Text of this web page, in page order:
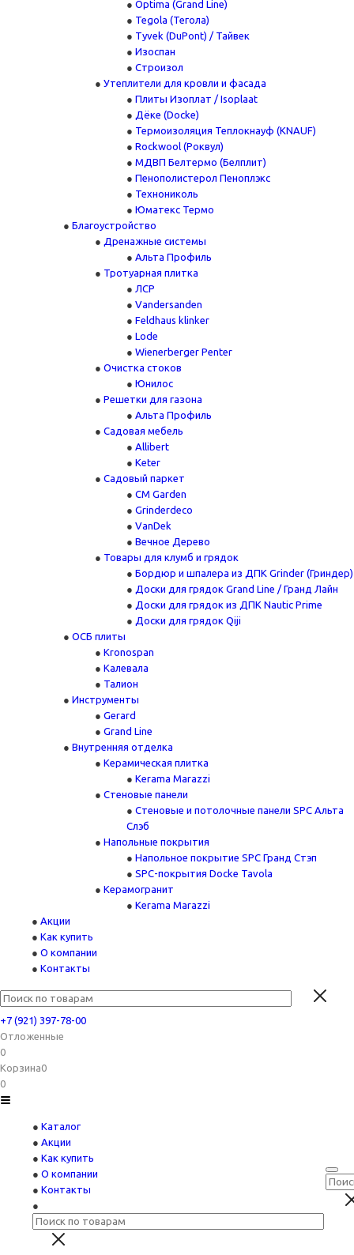
Optima (Grand Line)
Tegola (Тегола)
Tyvek (DuPont) / Тайвек
Изоспан
Строизол
Утеплители для кровли и фасада
Плиты Изоплат / Isoplaat
Дёке (Docke)
Термоизоляция Теплокнауф (KNAUF)
Rockwool (Роквул)
МДВП Белтермо (Белплит)
Пенополистерол Пеноплэкс
Технониколь
Юматекс Термо
Благоустройство
Дренажные системы
Альта Профиль
Тротуарная плитка
ЛСР
Vandersanden
Feldhaus klinker
Lode
Wienerberger Penter
Очистка стоков
Юнилос
Решетки для газона
Альта Профиль
Садовая мебель
Allibert
Keter
Садовый паркет
CM Garden
Grinderdeco
VanDek
Вечное Дерево
Товары для клумб и грядок
Бордюр и шпалера из ДПК Grinder (Гриндер)
Доски для грядок Grand Line / Гранд Лайн
Доски для грядок из ДПК Nautic Prime
Доски для грядок Qiji
ОСБ плиты
Kronospan
Калевала
Талион
Инструменты
Gerard
Grand Line
Внутренняя отделка
Керамическая плитка
Kerama Marazzi
Стеновые панели
Стеновые и потолочные панели SPC Альта
Слэб
Напольные покрытия
Напольное покрытие SPC Гранд Стэп
SPC-покрытия Docke Tavola
Керамогранит
Kerama Marazzi
Акции
Как купить
О компании
Контакты
+7 (921) 397-78-00
Отложенные
0
Корзина0
0
Каталог
Акции
Как купить
О компании
Контакты